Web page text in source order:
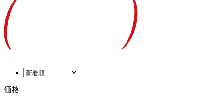
価格